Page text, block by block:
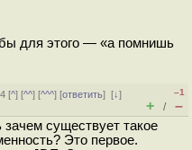
для этого — «а помнишь
[^] [^^] [^^^] [ответить][↓]
–1
+ / –
существует такое
Это первое.